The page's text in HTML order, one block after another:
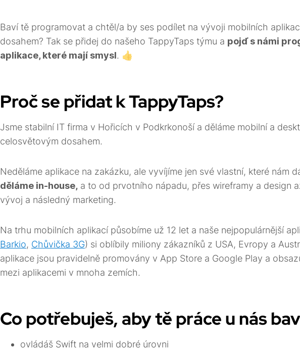
Baví tě programovat a chtěl/a by ses podílet na vývoji mobilních
dosahem? Tak se přidej do našeho TappyTaps týmu a pojď s námi
aplikace, které mají smysl. 👍
Proč se přidat k TappyTaps?
Jsme stabilní IT firma v Hořicích v Podkrkonoší a děláme mobilní a
celosvětovým dosahem.
Neděláme aplikace na zakázku, ale vyvíjíme jen své vlastní, které nám
děláme in-house, a to od prvotního nápadu, přes wireframy a design
vývoj a následný marketing.
Na trhu mobilních aplikací působíme už 12 let a naše nejpopulárnější
Barkio, Chůvička 3G) si oblíbily miliony zákazníků z USA, Evropy a
aplikace jsou pravidelně promovány v App Store a Google Play a
mezi aplikacemi v mnoha zemích.
Co potřebuješ, aby tě práce u nás
ovládáš Swift na velmi dobré úrovni